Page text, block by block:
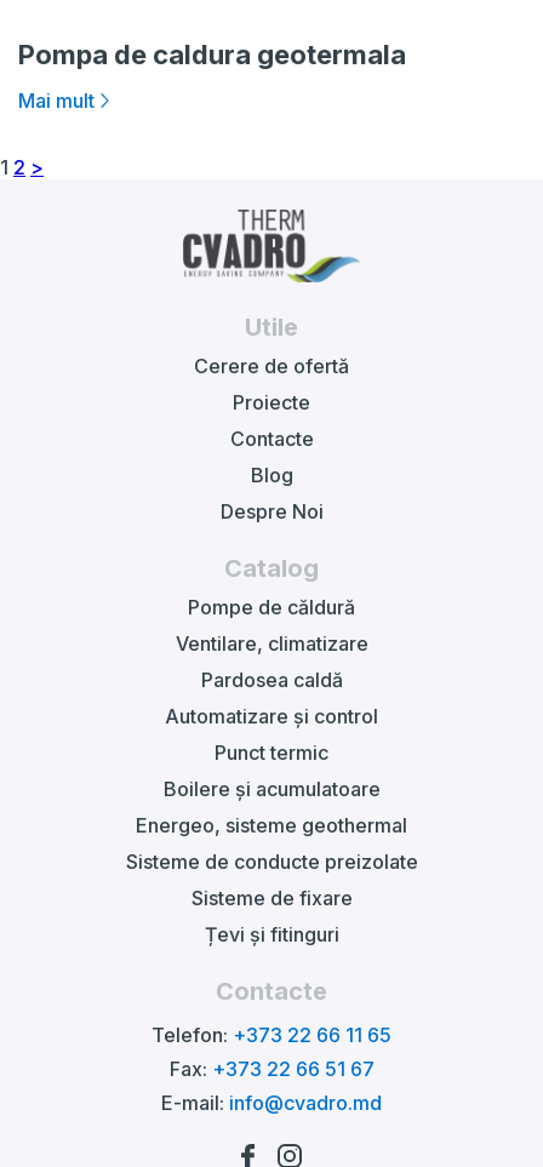
Pompa de caldura geotermala
Mai mult
1 2 >
Utile
Cerere de ofertă
Proiecte
Contacte
Blog
Despre Noi
Catalog
Pompe de căldură
Ventilare, climatizare
Pardosea caldă
Automatizare și control
Punct termic
Boilere și acumulatoare
Energeo, sisteme geothermal
Sisteme de conducte preizolate
Sisteme de fixare
Țevi și fitinguri
Contacte
Telefon: +373 22 66 11 65
Fax: +373 22 66 51 67
E-mail: info@cvadro.md